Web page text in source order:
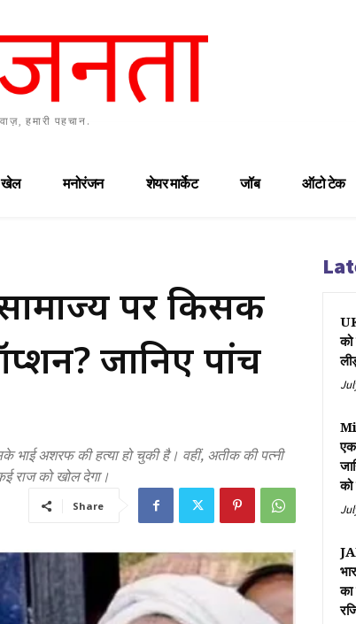
हमारी पहचान.
खेल मनोरंजन शेयर मार्केट जॉब ऑटो टेक
पर किसकी
जानिए पांच
अशरफ की हत्या हो चुकी है। वहीं, अतीक की पत्नी
राज को खोल देगा।
Share